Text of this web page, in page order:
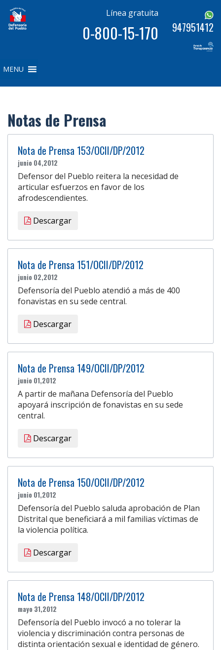
Línea gratuita
0-800-15-170 947951412
MENU
Notas de Prensa
Nota de Prensa 153/OCII/DP/2012
junio 04,2012
Defensor del Pueblo reitera la necesidad de
articular esfuerzos en favor de los
afrodescendientes.
Descargar
Nota de Prensa 151/OCII/DP/2012
junio 02,2012
Defensoría del Pueblo atendió a más de 400
fonavistas en su sede central.
Descargar
Nota de Prensa 149/OCII/DP/2012
junio 01,2012
A partir de mañana Defensoría del Pueblo
apoyará inscripción de fonavistas en su sede
central.
Descargar
Nota de Prensa 150/OCII/DP/2012
junio 01,2012
Defensoría del Pueblo saluda aprobación de Plan
Distrital que beneficiará a mil familias víctimas de
la violencia política.
Descargar
Nota de Prensa 148/OCII/DP/2012
mayo 31,2012
Defensoría del Pueblo invocó a no tolerar la
violencia y discriminación contra personas de
distinta orientación sexual e identidad de género.